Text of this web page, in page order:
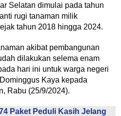
Selatan dimulai pada tahun
rugi tanaman milik
tahun 2018 hingga 2024.
akibat pembangunan
dilakukan selema enam
hari ini untuk warga negeri
Kaya kepada
Rabu (25/9/2024).
Paket Peduli Kasih Jelang